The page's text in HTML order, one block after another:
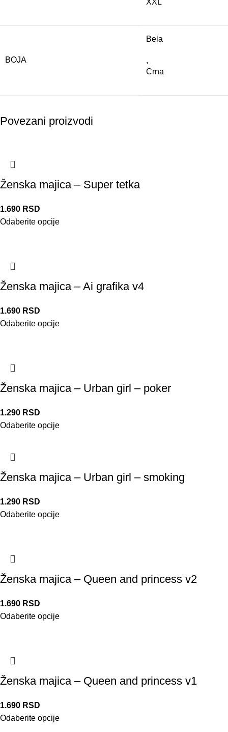
BOJA
Bela
,
Crna
Povezani proizvodi
Ženska majica – Super tetka
1.690 RSD
Odaberite opcije
Ženska majica – Ai grafika v4
1.690 RSD
Odaberite opcije
Ženska majica – Urban girl – poker
1.290 RSD
Odaberite opcije
Ženska majica – Urban girl – smoking
1.290 RSD
Odaberite opcije
Ženska majica – Queen and princess v2
1.690 RSD
Odaberite opcije
Ženska majica – Queen and princess v1
1.690 RSD
Odaberite opcije